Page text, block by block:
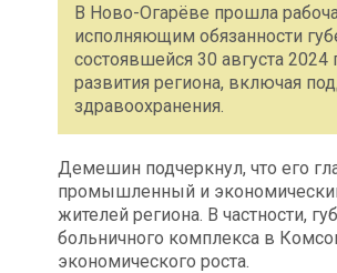
В Ново-Огарёве прошла
исполняющим обязанности
состоявшейся 30 августа
развития региона, включая
здравоохранения.
Демешин подчеркнул, что его
промышленный и
жителей региона. В частности,
больничного комплекса в
экономического роста.